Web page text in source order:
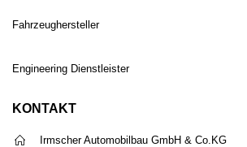
Fahrzeughersteller
Engineering Dienstleister
KONTAKT
Irmscher Automobilbau GmbH & Co.KG